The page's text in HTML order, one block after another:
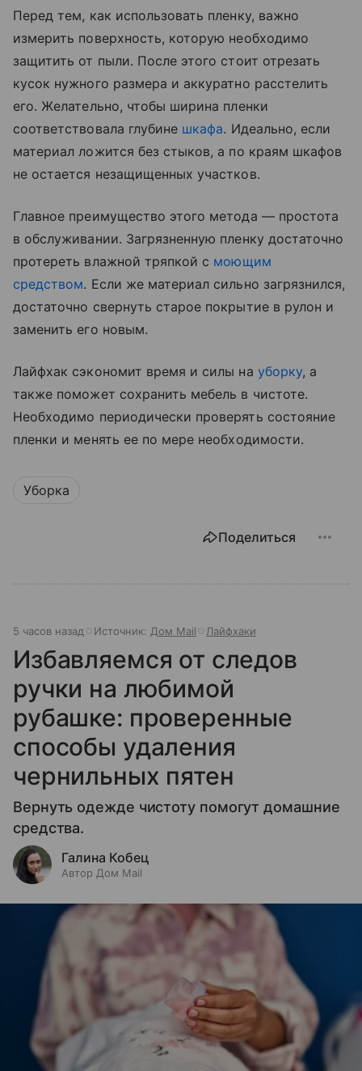
Перед тем, как использовать пленку, важно
измерить поверхность, которую необходимо
защитить от пыли. После этого стоит отрезать
кусок нужного размера и аккуратно расстелить
его. Желательно, чтобы ширина пленки
соответствовала глубине шкафа. Идеально, если
материал ложится без стыков, а по краям шкафов
не остается незащищенных участков.
Главное преимущество этого метода — простота
в обслуживании. Загрязненную пленку достаточно
протереть влажной тряпкой с моющим
средством. Если же материал сильно загрязнился,
достаточно свернуть старое покрытие в рулон и
заменить его новым.
Лайфхак сэкономит время и силы на уборку, а
также поможет сохранить мебель в чистоте.
Необходимо периодически проверять состояние
пленки и менять ее по мере необходимости.
Уборка
Поделиться
5 часов назад Источник: Дом Mail Лайфхаки
Избавляемся от следов
ручки на любимой
рубашке: проверенные
способы удаления
чернильных пятен
Вернуть одежде чистоту помогут домашние
средства.
Галина Кобец
Автор Дом Mail